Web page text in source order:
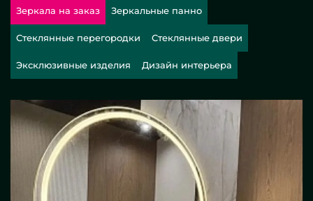
Зеркала на заказ Зеркальные панно
Стеклянные перегородки Стеклянные двери
Эксклюзивные изделия Дизайн интерьера